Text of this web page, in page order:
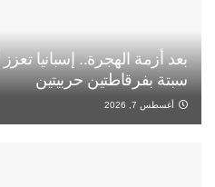
بعد أزمة الهجرة.. إسبانيا
سبتة بفرقاطتين حربيتين
أغسطس 7, 2026